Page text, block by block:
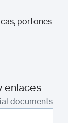
portones
enlaces
documents